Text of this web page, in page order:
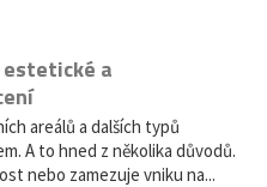
a
areálů a dalších typů
A to hned z několika důvodů.
nebo zamezuje vniku na...